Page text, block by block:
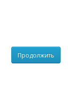
Продолжить